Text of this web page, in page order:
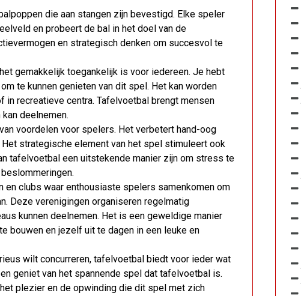
die aan stangen zijn bevestigd. Elke speler
en probeert de bal in het doel van de
en strategisch denken om succesvol te
gemakkelijk toegankelijk is voor iedereen. Je hebt
te kunnen genieten van dit spel. Het kan worden
recreatieve centra. Tafelvoetbal brengt mensen
deelnemen.
voordelen voor spelers. Het verbetert hand-oog
strategische element van het spel stimuleert ook
tafelvoetbal een uitstekende manier zijn om stress te
clubs waar enthousiaste spelers samenkomen om
Deze verenigingen organiseren regelmatig
kunnen deelnemen. Het is een geweldige manier
bouwen en jezelf uit te dagen in een leuke en
wilt concurreren, tafelvoetbal biedt voor ieder wat
geniet van het spannende spel dat tafelvoetbal is.
plezier en de opwinding die dit spel met zich